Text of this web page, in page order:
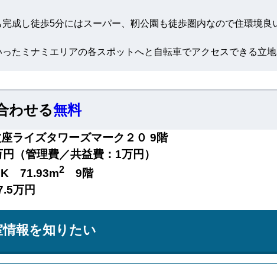
成し徒歩5分にはスーパー、靭公園も徒歩圏内なので住環境良
たミナミエリアの各スポットへと自転車でアクセスできる立地
わせる無料
ライズタワーズマーク２０ 9階
（管理費／共益費：1万円）
71.93m2
9階
万円
報を知りたい